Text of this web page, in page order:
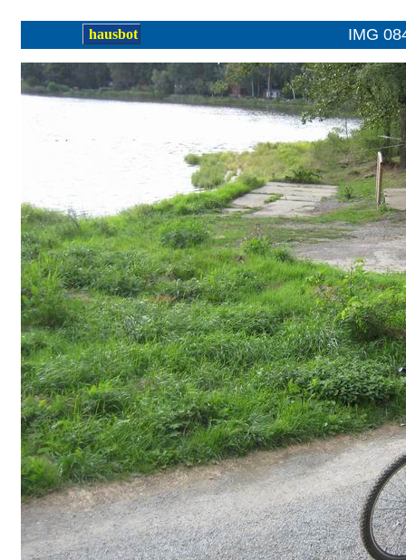
hausbot IMG